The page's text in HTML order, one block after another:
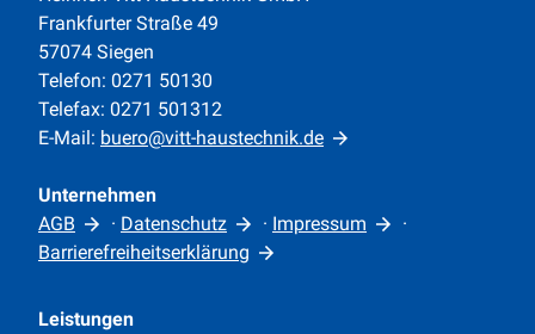
Frankfurter Straße 49
57074 Siegen
Telefon: 0271 50130
Telefax: 0271 501312
E-Mail: buero@vitt-haustechnik.de
Unternehmen
AGB
· Datenschutz · Impressum
·
Barrierefreiheitserklärung
Leistungen